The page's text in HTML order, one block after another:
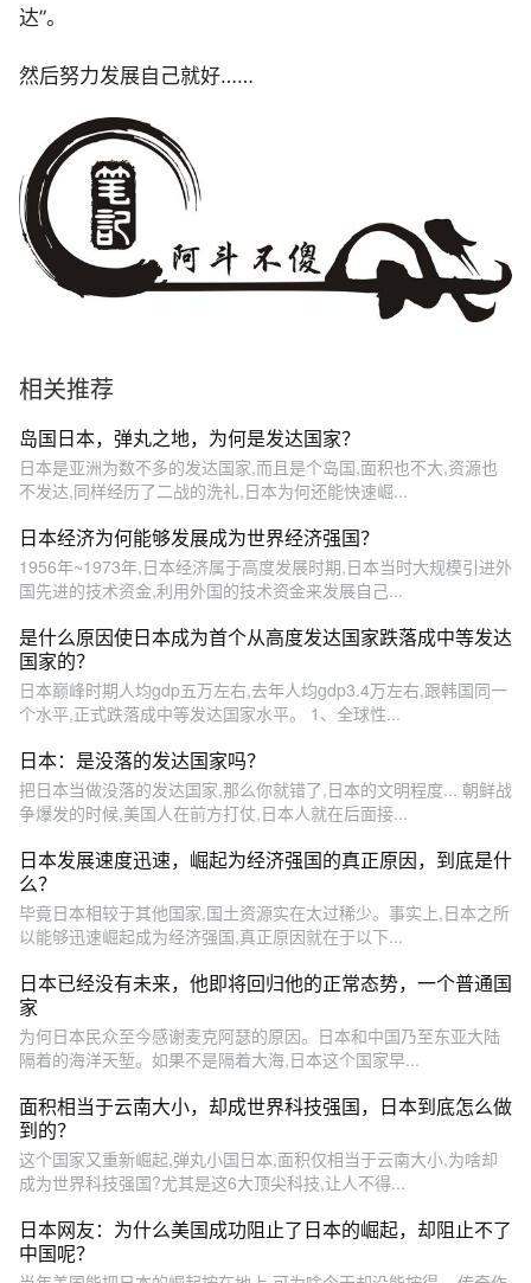
达”。
然后努力发展自己就好……
相关推荐
岛国日本，弹丸之地，为何是发达国家？
日本是亚洲为数不多的发达国家,而且是个岛国,面积也不大,资源也
不发达,同样经历了二战的洗礼,日本为何还能快速崛...
日本经济为何能够发展成为世界经济强国？
1956年~1973年,日本经济属于高度发展时期,日本当时大规模引进外
国先进的技术资金,利用外国的技术资金来发展自己...
是什么原因使日本成为首个从高度发达国家跌落成中等发达
国家的？
日本巅峰时期人均gdp五万左右,去年人均gdp3.4万左右,跟韩国同一
个水平,正式跌落成中等发达国家水平。 1、全球性...
日本：是没落的发达国家吗？
把日本当做没落的发达国家,那么你就错了,日本的文明程度... 朝鲜战
争爆发的时候,美国人在前方打仗,日本人就在后面接...
日本发展速度迅速，崛起为经济强国的真正原因，到底是什
么？
毕竟日本相较于其他国家,国土资源实在太过稀少。事实上,日本之所
以能够迅速崛起成为经济强国,真正原因就在于以下...
日本已经没有未来，他即将回归他的正常态势，一个普通国
家
为何日本民众至今感谢麦克阿瑟的原因。日本和中国乃至东亚大陆
隔着的海洋天堑。如果不是隔着大海,日本这个国家早...
面积相当于云南大小，却成世界科技强国，日本到底怎么做
到的？
这个国家又重新崛起,弹丸小国日本,面积仅相当于云南大小,为啥却
成为世界科技强国?尤其是这6大顶尖科技,让人不得...
日本网友：为什么美国成功阻止了日本的崛起，却阻止不了
中国呢？